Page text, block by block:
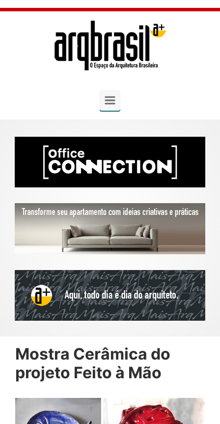
Skip to main content
Mostra Cerâmica do
projeto Feito à Mão